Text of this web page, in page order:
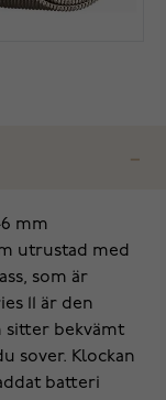
mm
utrustad med
som är
11 är den
sitter bekvämt
sover. Klockan
batteri